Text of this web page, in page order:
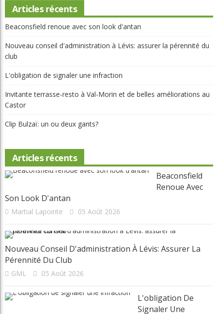
Articles récents
Beaconsfield renoue avec son look d'antan
Nouveau conseil d'administration à Lévis: assurer la pérennité du
club
L'obligation de signaler une infraction
Invitante terrasse-resto à Val-Morin et de belles améliorations au
Castor
Clip Bulzaï: un ou deux gants?
Articles récents
Beaconsfield
Renoue Avec
Son Look D'antan
Martial Lapointe 05 Août 2026
Nouveau Conseil D'administration À Lévis: Assurer La
Pérennité Du Club
GML 05 Août 2026
L'obligation De
Signaler Une